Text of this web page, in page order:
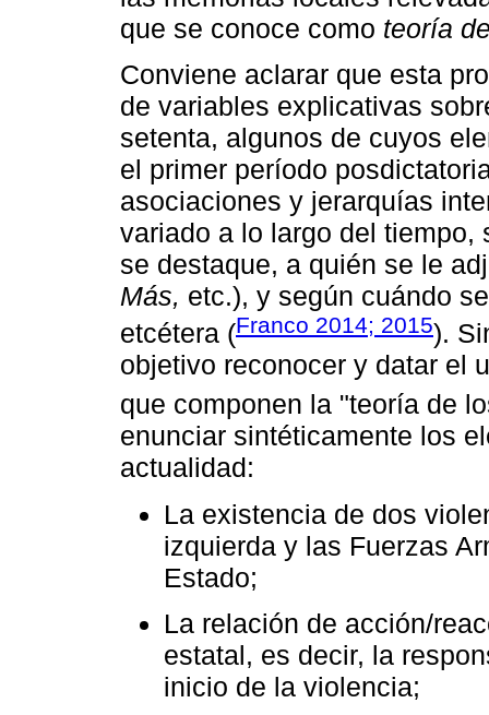
que se conoce como teoría
Conviene aclarar que esta
de variables explicativas
setenta, algunos de cuyos
el primer período
asociaciones y jerarquías
variado a lo largo del tiempo,
se destaque, a quién se le
Más, etc.), y según cuándo
etcétera (Franco 2014; 2015).
objetivo reconocer y datar el
que componen la "teoría de
enunciar sintéticamente los
actualidad:
La existencia de dos
izquierda y las Fuerzas
Estado;
La relación de acción/
estatal, es decir, la
inicio de la violencia;